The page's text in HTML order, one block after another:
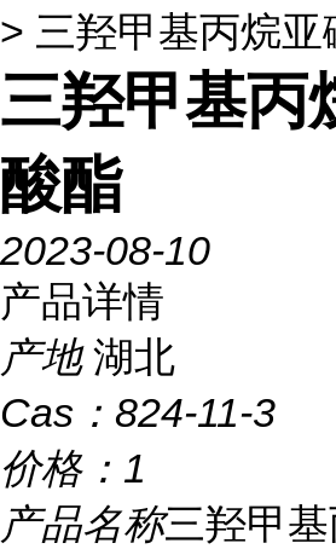
> 三羟甲基丙烷亚
三羟甲基丙
酸酯
2023-08-10
产品详情
产地 湖北
Cas： 824-11-3
价格： 1
产品名称三羟甲